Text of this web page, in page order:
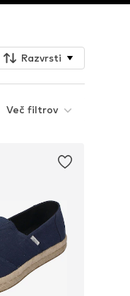
Razvrsti
Višina pete
Več filtrov